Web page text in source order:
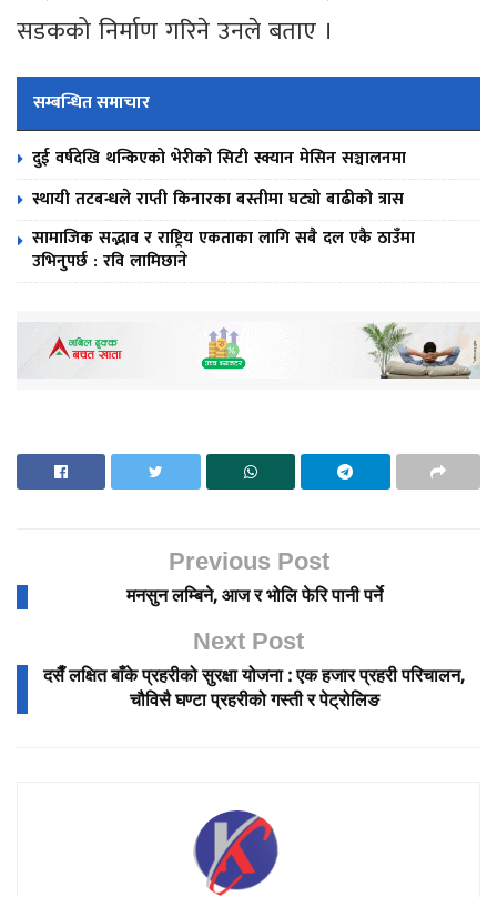
सडकको निर्माण गरिने उनले बताए ।
सम्बन्धित समाचार
दुई वर्षदेखि थन्किएको भेरीको सिटी स्क्यान मेसिन सञ्चालनमा
स्थायी तटबन्धले राप्ती किनारका बस्तीमा घट्यो बाढीको त्रास
सामाजिक सद्भाव र राष्ट्रिय एकताका लागि सबै दल एकै ठाउँमा
उभिनुपर्छ : रवि लामिछाने
Previous Post
मनसुन लम्बिने, आज र भोलि फेरि पानी पर्ने
Next Post
दसैँ लक्षित बाँके प्रहरीको सुरक्षा योजना : एक हजार प्रहरी परिचालन,
चौविसै घण्टा प्रहरीको गस्ती र पेट्रोलिङ